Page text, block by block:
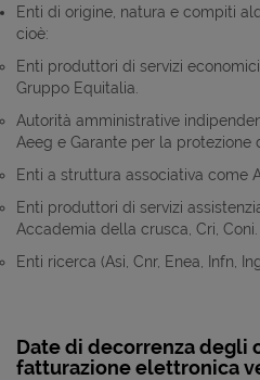
Enti di origine, natura e compiti
cioè:
Enti produttori di servizi
Gruppo Equitalia.
Autorità amministrative
Aeeg e Garante per la protezione
Enti a struttura associativa come
Enti produttori di servizi
Accademia della crusca, Cri, Coni.
Enti ricerca (Asi, Cnr, Enea, Infn,
Date di decorrenza degli
fatturazione elettronica